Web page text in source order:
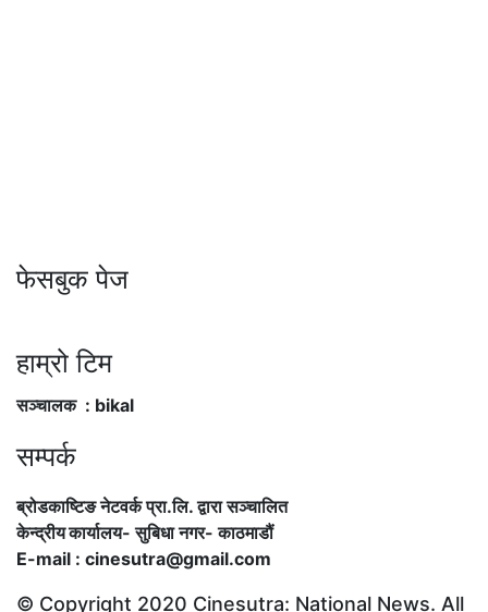
फेसबुक पेज
हाम्रो टिम
सञ्चालक : bikal
सम्पर्क
ब्रोडकाष्टिङ नेटवर्क प्रा.लि. द्वारा सञ्चालित
केन्द्रीय कार्यालय-सुबिधा नगर- काठमाडौं
E-mail : cinesutra@gmail.com
© Copyright 2020 Cinesutra: National News. All